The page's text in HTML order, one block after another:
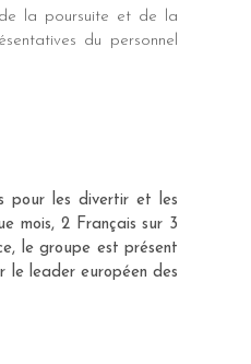
la poursuite et de la
du personnel
pour les divertir et les
mois, 2 Français sur 3
le groupe est présent
le leader européen des